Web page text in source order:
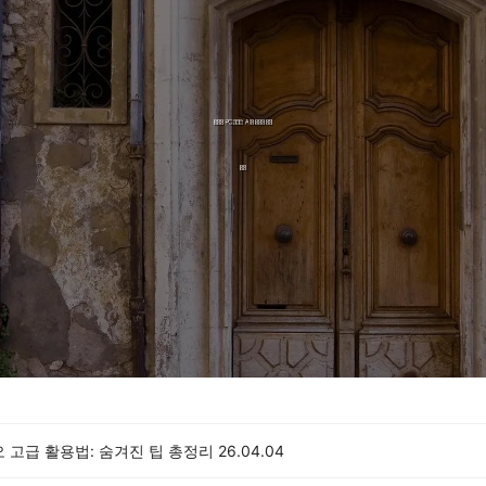
고급 활용법: 숨겨진 팁 총정리 26.04.04